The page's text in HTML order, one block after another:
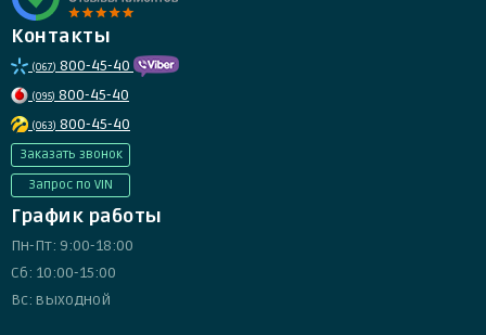
Контакты
(067) 800-45-40
(095) 800-45-40
(063) 800-45-40
Заказать звонок
Запрос по VIN
График работы
Пн-Пт: 9:00-18:00
Сб: 10:00-15:00
Вс: выходной